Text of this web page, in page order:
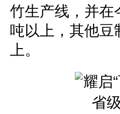
竹生产线，并在
吨以上，其他豆
上。